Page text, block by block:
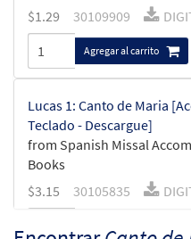
$1.29 30109909
Agregar al carrito
Lucas 1: Canto de Maria
Teclado - Descargue]
from Spanish Missal
Books
$3.15 30105835